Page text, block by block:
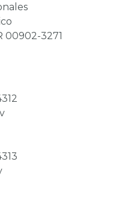
00902-3271